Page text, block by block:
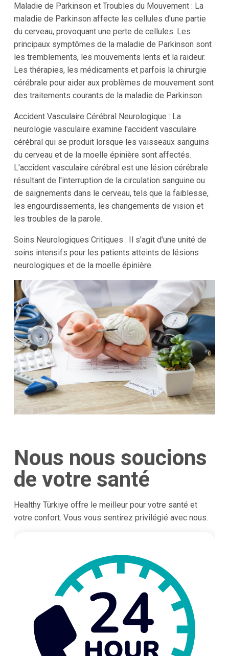
Maladie de Parkinson et Troubles du Mouvement : La
maladie de Parkinson affecte les cellules d'une partie
du cerveau, provoquant une perte de cellules. Les
principaux symptômes de la maladie de Parkinson sont
les tremblements, les mouvements lents et la raideur.
Les thérapies, les médicaments et parfois la chirurgie
cérébrale pour aider aux problèmes de mouvement sont
des traitements courants de la maladie de Parkinson.
Accident Vasculaire Cérébral Neurologique : La
neurologie vasculaire examine l'accident vasculaire
cérébral qui se produit lorsque les vaisseaux sanguins
du cerveau et de la moelle épinière sont affectés.
L'accident vasculaire cérébral est une lésion cérébrale
résultant de l'interruption de la circulation sanguine ou
de saignements dans le cerveau, tels que la faiblesse,
les engourdissements, les changements de vision et
les troubles de la parole.
Soins Neurologiques Critiques : Il s'agit d'une unité de
soins intensifs pour les patients atteints de lésions
neurologiques et de la moelle épinière.
Nous nous soucions
de votre santé
Healthy Türkiye offre le meilleur pour votre santé et
votre confort. Vous vous sentirez privilégié avec nous.